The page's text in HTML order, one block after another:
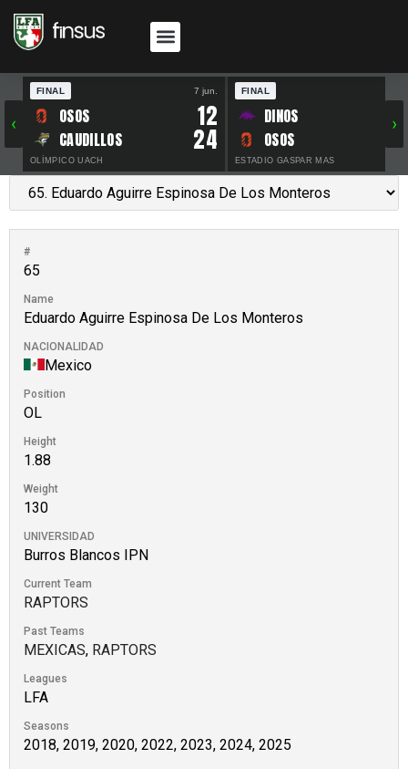
‹
FINAL 7 jun.
OSOS 12
CAUDILLOS 24
OLÍMPICO UACH
FINAL
DINOS
OSOS
ESTADIO GASPAR MAS
›
#
65
Name
Eduardo Aguirre Espinosa De Los Monteros
NACIONALIDAD
Mexico
Position
OL
Height
1.88
Weight
130
UNIVERSIDAD
Burros Blancos IPN
Current Team
RAPTORS
Past Teams
MEXICAS, RAPTORS
Leagues
LFA
Seasons
2018, 2019, 2020, 2022, 2023, 2024, 2025